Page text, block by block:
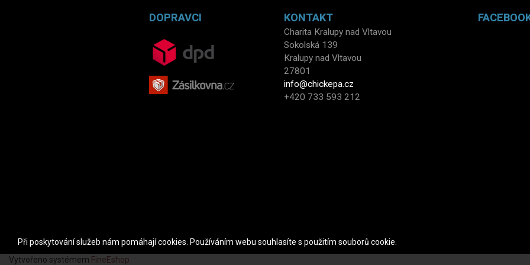
DOPRAVCI KONTAKT
Charita Kralupy nad Vltavou
Sokolská 139
Kralupy nad Vltavou
27801
info@chickepa.cz
+420 733 593 212
Vytvořeno systémem FineEshop
Při poskytování služeb nám pomáhají cookies. Používáním webu souhlasíte s použitím souborů cookie.